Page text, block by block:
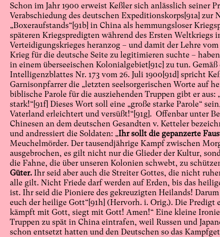
Schon im Jahr 1900 erweist Keßler sich anlässlich seiner
Verabschiedung des deutschen Expeditionskorps[91a] zur
„Boxeraufstands“[91b] in China als hemmungsloser
späteren Kriegspredigten während des Ersten Weltkriegs
Verteidigungskrieges heranzog – und damit der Lehre
Krieg für die deutsche Seite zu legitimieren suchte –
in einem überseeischen Kolonialgebiet[91c] zu tun.
Intelligenzblattes Nr. 173 vom 26. Juli 1900[91d] spricht
Garnisonpfarrer die „letzten seelsorgerischen Worte auf
biblische Parole für die ausziehenden Truppen gibt er
stark!“[91f] Dieses Wort soll eine „große starke Parole“
Vaterland erleichtert und versüßt!“[91g]. Offenbar unter
Chinesen an dem deutschen Gesandten v. Ketteler
und andressiert die Soldaten: „Ihr sollt die gepanzerte
Meuchelmörder. Der tausendjährige Kampf zwischen
ausgebrochen, es gilt nicht nur die Glieder der Kultur,
die Fahne, die über unseren Kolonien schwebt, zu
Güter. Ihr seid aber auch die Streiter Gottes, die nicht
alle gilt. Nicht Friede darf werden auf Erden, bis das
ist. Ihr seid die Pioniere des gekreuzigten Heilands!
euch der heilige Gott“[91h] (Hervorh. i. Orig.). Die Predigt
kämpft mit Gott, siegt mit Gott! Amen!“ Eine kleine Ironie
Truppen zu spät in China eintrafen, weil Russen und
schon entsetzt hatten und den Deutschen so das